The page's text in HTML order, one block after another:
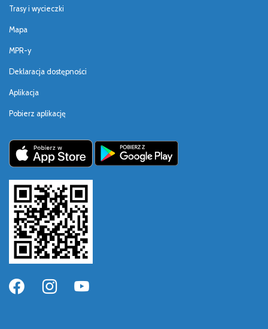
Trasy i wycieczki
Mapa
MPR-y
Deklaracja dostępności
Aplikacja
Pobierz aplikację